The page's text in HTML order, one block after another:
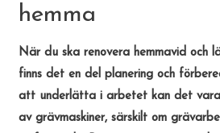
hemma
När du ska renovera hemmavid och
finns det en del planering och
att underlätta i arbetet kan det
av grävmaskiner, särskilt om